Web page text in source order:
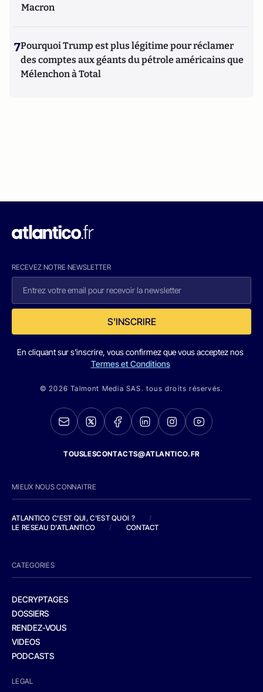
Macron
7Pourquoi Trump est plus légitime pour réclamer
des comptes aux géants du pétrole américains que
Mélenchon à Total
RECEVEZ NOTRE NEWSLETTER
S'INSCRIRE
En cliquant sur s'inscrire, vous confirmez que vous acceptez nos
Termes et Conditions
© 2026 Talmont Media SAS. tous droits réservés.
TOUSLESCONTACTS@ATLANTICO.FR
MIEUX NOUS CONNAITRE
ATLANTICO C'EST QUI, C'EST QUOI ?
/
LE RESEAU D'ATLANTICO
/ CONTACT
CATEGORIES
DECRYPTAGES
DOSSIERS
RENDEZ-VOUS
VIDEOS
PODCASTS
LEGAL